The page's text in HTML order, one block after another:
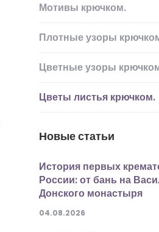
Мотивы крючком.
Плотные узоры
Цветные узоры
Цветы листья крючком.
Новые статьи
История первых
России: от бань на
Донского монастыря
04.08.2026